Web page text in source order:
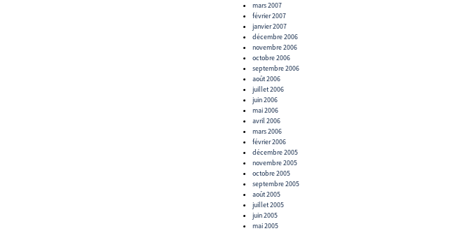
mars 2007
février 2007
janvier 2007
décembre 2006
novembre 2006
octobre 2006
septembre 2006
août 2006
juillet 2006
juin 2006
mai 2006
avril 2006
mars 2006
février 2006
décembre 2005
novembre 2005
octobre 2005
septembre 2005
août 2005
juillet 2005
juin 2005
mai 2005